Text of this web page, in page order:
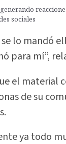
sociales
lo mandó
para mí”,
el material
de su
ya todo